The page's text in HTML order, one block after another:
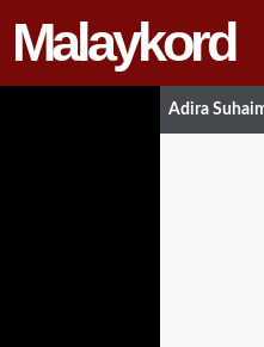
Malaykord
Adira